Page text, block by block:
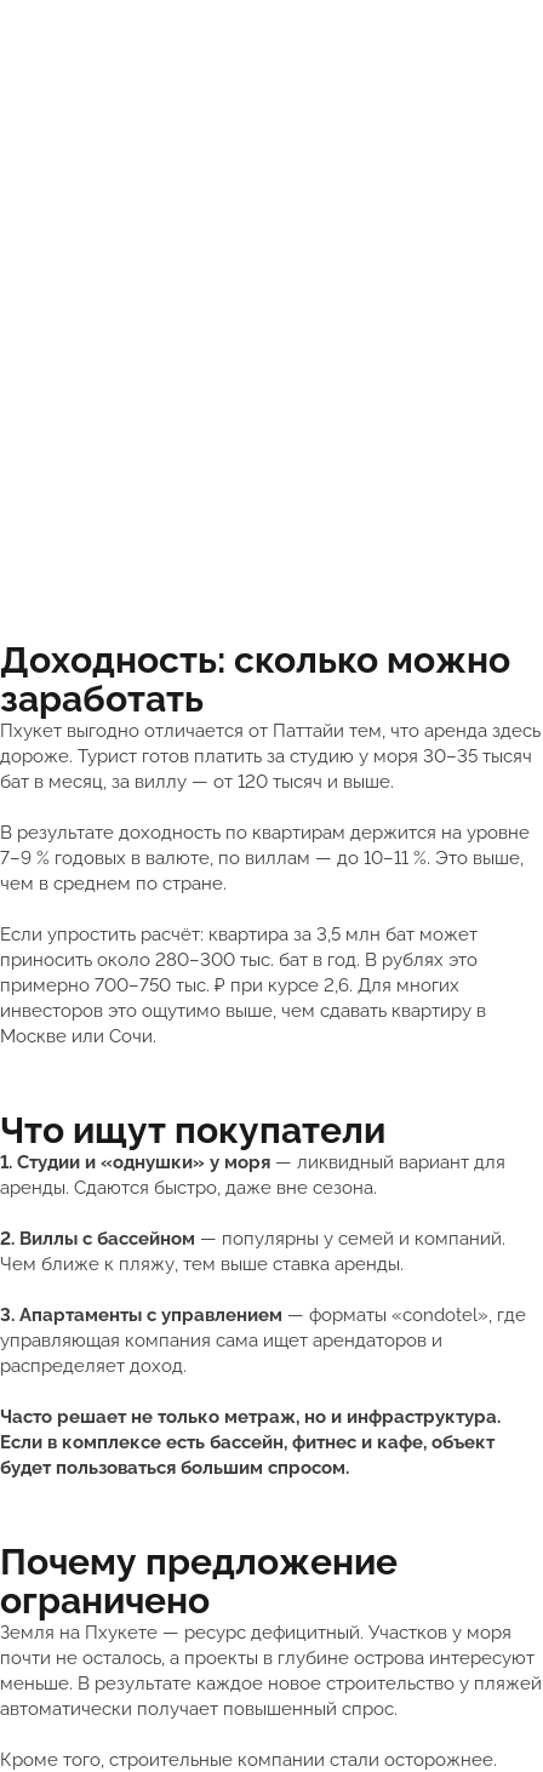
Доходность: сколько можно
заработать
Пхукет выгодно отличается от Паттайи тем, что аренда здесь
дороже. Турист готов платить за студию у моря 30–35 тысяч
бат в месяц, за виллу — от 120 тысяч и выше.
В результате доходность по квартирам держится на уровне
7–9 % годовых в валюте, по виллам — до 10–11 %. Это выше,
чем в среднем по стране.
Если упростить расчёт: квартира за 3,5 млн бат может
приносить около 280–300 тыс. бат в год. В рублях это
примерно 700–750 тыс. ₽ при курсе 2,6. Для многих
инвесторов это ощутимо выше, чем сдавать квартиру в
Москве или Сочи.
Что ищут покупатели
1. Студии и «однушки» у моря — ликвидный вариант для
аренды. Сдаются быстро, даже вне сезона.
2. Виллы с бассейном — популярны у семей и компаний.
Чем ближе к пляжу, тем выше ставка аренды.
3. Апартаменты с управлением — форматы «condotel», где
управляющая компания сама ищет арендаторов и
распределяет доход.
Часто решает не только метраж, но и инфраструктура.
Если в комплексе есть бассейн, фитнес и кафе, объект
будет пользоваться большим спросом.
Почему предложение
ограничено
Земля на Пхукете — ресурс дефицитный. Участков у моря
почти не осталось, а проекты в глубине острова интересуют
меньше. В результате каждое новое строительство у пляжей
автоматически получает повышенный спрос.
Кроме того, строительные компании стали осторожнее.